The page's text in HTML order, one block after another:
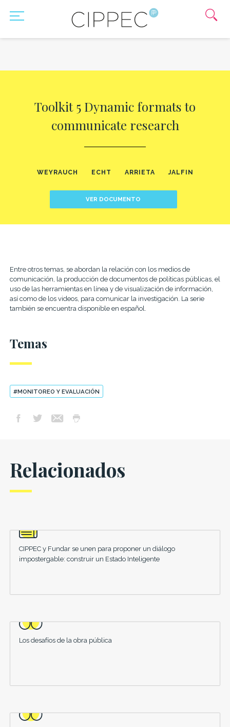
Toolkit 5 Dynamic formats to
communicate research
WEYRAUCH ECHT ARRIETA JALFIN
VER DOCUMENTO
Entre otros temas, se abordan la relación con los medios de
comunicación, la producción de documentos de políticas públicas, el
uso de las herramientas en línea y de visualización de información,
así como de los videos, para comunicar la investigación. La serie
también se encuentra disponible en español.
Temas
#MONITOREO Y EVALUACIÓN
Relacionados
CIPPEC y Fundar se unen para proponer un diálogo
impostergable: construir un Estado Inteligente
Los desafíos de la obra pública